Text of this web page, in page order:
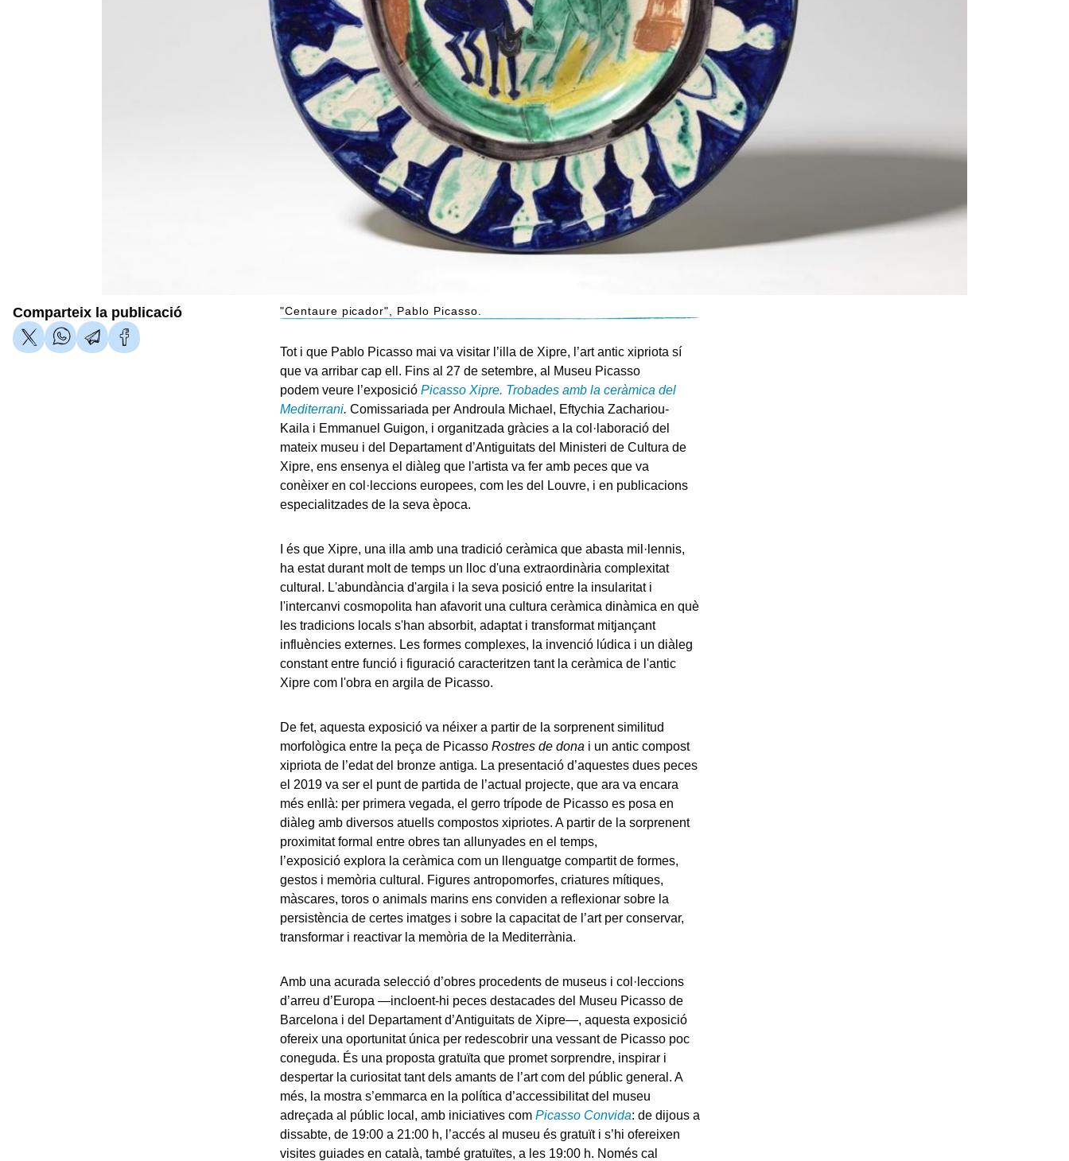
"Centaure picador", Pablo Picasso.
Comparteix la publicació
Tot i que Pablo Picasso mai va visitar l’illa de Xipre, l’art antic xipriota sí
que va arribar cap ell. Fins al 27 de setembre, al Museu Picasso
podem veure l’exposició Picasso Xipre. Trobades amb la ceràmica del
Mediterrani. Comissariada per Androula Michael, Eftychia Zachariou-
Kaila i Emmanuel Guigon, i organitzada gràcies a la col·laboració del
mateix museu i del Departament d’Antiguitats del Ministeri de Cultura de
Xipre, ens ensenya el diàleg que l'artista va fer amb peces que va
conèixer en col·leccions europees, com les del Louvre, i en publicacions
especialitzades de la seva època.
I és que Xipre, una illa amb una tradició ceràmica que abasta mil·lennis,
ha estat durant molt de temps un lloc d'una extraordinària complexitat
cultural. L'abundància d'argila i la seva posició entre la insularitat i
l'intercanvi cosmopolita han afavorit una cultura ceràmica dinàmica en què
les tradicions locals s'han absorbit, adaptat i transformat mitjançant
influències externes. Les formes complexes, la invenció lúdica i un diàleg
constant entre funció i figuració caracteritzen tant la ceràmica de l'antic
Xipre com l'obra en argila de Picasso.
De fet, aquesta exposició va néixer a partir de la sorprenent similitud
morfològica entre la peça de Picasso Rostres de dona i un antic compost
xipriota de l’edat del bronze antiga. La presentació d’aquestes dues peces
el 2019 va ser el punt de partida de l’actual projecte, que ara va encara
més enllà: per primera vegada, el gerro trípode de Picasso es posa en
diàleg amb diversos atuells compostos xipriotes. A partir de la sorprenent
proximitat formal entre obres tan allunyades en el temps,
l’exposició explora la ceràmica com un llenguatge compartit de formes,
gestos i memòria cultural. Figures antropomorfes, criatures mítiques,
màscares, toros o animals marins ens conviden a reflexionar sobre la
persistència de certes imatges i sobre la capacitat de l’art per conservar,
transformar i reactivar la memòria de la Mediterrània.
Amb una acurada selecció d’obres procedents de museus i col·leccions
d’arreu d’Europa —incloent-hi peces destacades del Museu Picasso de
Barcelona i del Departament d’Antiguitats de Xipre—, aquesta exposició
ofereix una oportunitat única per redescobrir una vessant de Picasso poc
coneguda. És una proposta gratuïta que promet sorprendre, inspirar i
despertar la curiositat tant dels amants de l’art com del públic general. A
més, la mostra s’emmarca en la política d’accessibilitat del museu
adreçada al públic local, amb iniciatives com Picasso Convida: de dijous a
dissabte, de 19:00 a 21:00 h, l’accés al museu és gratuït i s’hi ofereixen
visites guiades en català, també gratuïtes, a les 19:00 h. Només cal